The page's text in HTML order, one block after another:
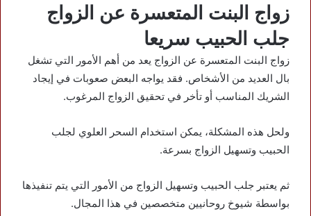
زواج البنت المتعسرة عن الزواج
جلب الحبيب سريعا
زواج البنت المتعسرة عن الزواج يعد من أهم الأمور التي تشغل
بال العديد من الأشخاص. فقد يواجه البعض صعوبات في إيجاد
الشريك المناسب أو تأخر في تحقيق الزواج المرغوب.
ولحل هذه المشكلة، يمكن استخدام السحر العلوي لجلب
الحبيب وتسهيل الزواج بسرعة.
ثم يعتبر جلب الحبيب وتسهيل الزواج من الأمور التي يتم تنفيذها
بواسطة شيوخ روحانيين متخصصين في هذا المجال.